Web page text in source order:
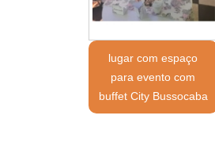
lugar com espaço
para evento com
buffet City Bussocaba